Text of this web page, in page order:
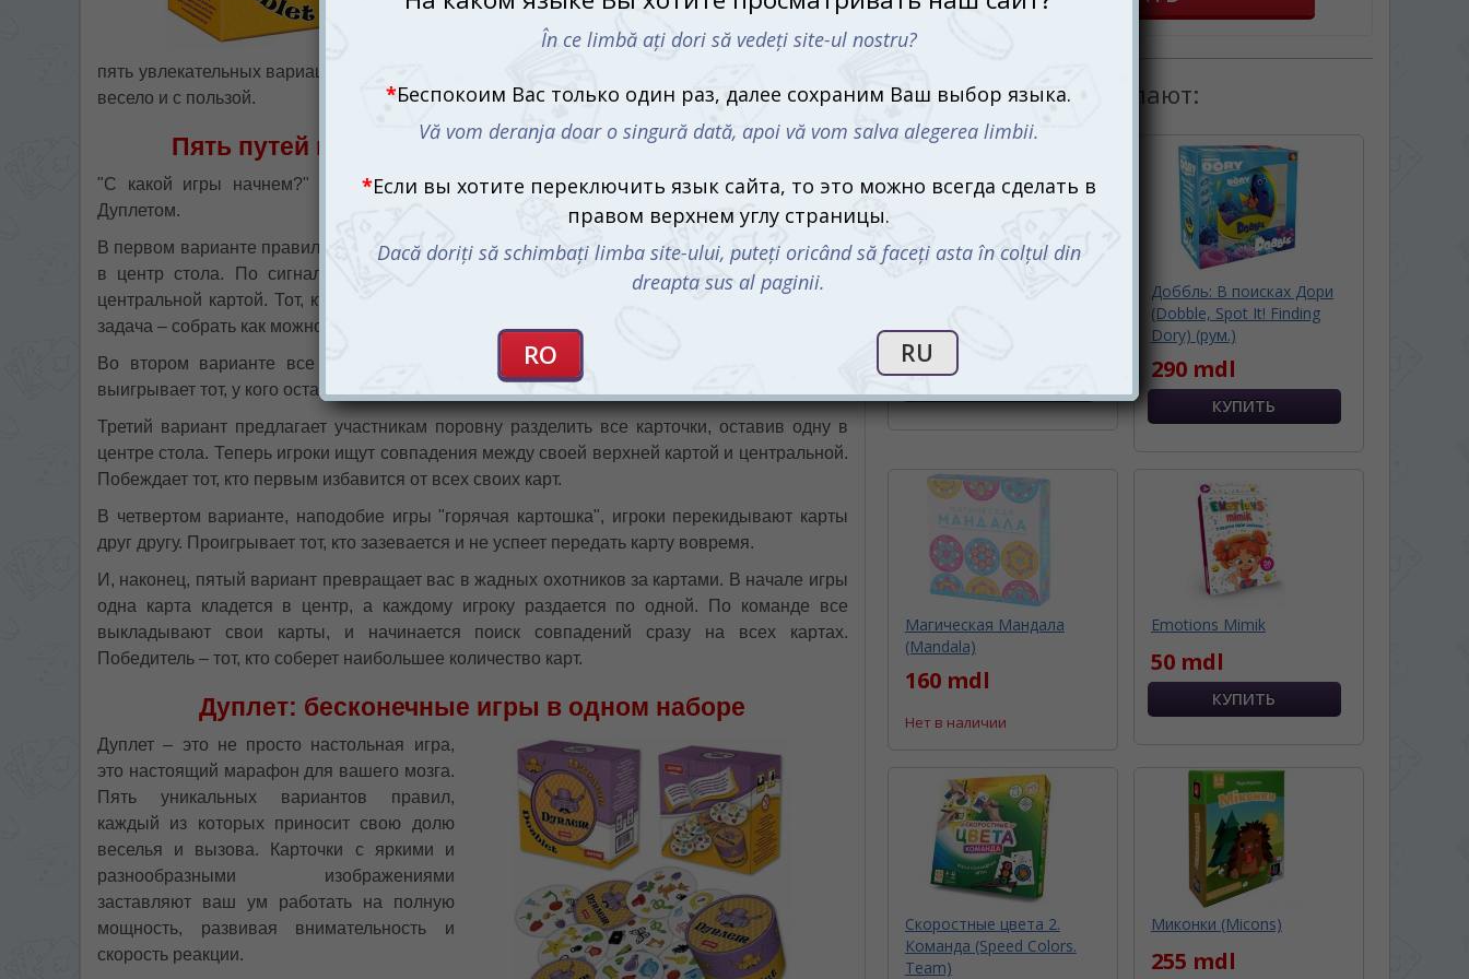
. Она оживляет
разум и наполняет его энергией, предлагая
пять увлекательных вариаций правил. Каждая из них гарантирует, что вы проведете время
весело и с пользой.
Пять путей к победе: как выбрать свой вариант
"С какой игры начнем?" – именно с этого вопроса начинается ваше приключение с
Дуплетом.
В первом варианте правил участники берут по одной круглой карточке, а остальные кладут
в центр стола. По сигналу игроки изучают свои карты, стараясь найти совпадения с
центральной картой. Тот, кто первым найдет и озвучит совпадение, забирает карту. Ваша
задача – собрать как можно больше карточек до исчерпания колоды.
Во втором варианте все аналогично, но карты вы собираете для соперников. Здесь
выигрывает тот, у кого останется меньше всего карт.
Третий вариант предлагает участникам поровну разделить все карточки, оставив одну в
центре стола. Теперь игроки ищут совпадения между своей верхней картой и центральной.
Побеждает тот, кто первым избавится от всех своих карт.
В четвертом варианте, наподобие игры "горячая картошка", игроки перекидывают карты
друг другу. Проигрывает тот, кто зазевается и не успеет передать карту вовремя.
И, наконец, пятый вариант превращает вас в жадных охотников за картами. В начале игры
одна карта кладется в центр, а каждому игроку раздается по одной. По команде все
выкладывают свои карты, и начинается поиск совпадений сразу на всех картах.
Победитель – тот, кто соберет наибольшее количество карт.
Дуплет: бесконечные игры в одном наборе
Дуплет – это не просто настольная игра,
это настоящий марафон для вашего мозга.
Пять уникальных вариантов правил,
каждый из которых приносит свою долю
веселья и вызова. Карточки с яркими и
разнообразными изображениями
заставляют ваш ум работать на полную
мощность, развивая внимательность и
скорость реакции.
С этим товаром покупают:
299 mdl
Доббль: В поисках Дори
(Dobble, Spot It! Finding
Dory) (рум.)
290 mdl
Магическая Мандала
(Mandala)
160 mdl
Нет в наличии
Emotions Mimik
50 mdl
Скоростные цвета 2.
Команда (Speed Colors.
Team)
Миконки (Micons)
255 mdl